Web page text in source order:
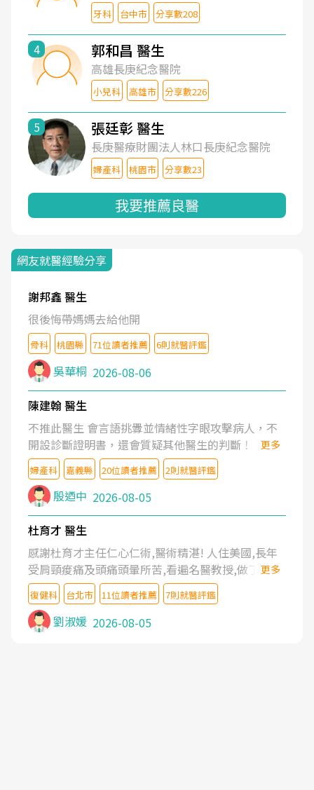
牙科 台中市 分享數208
4 郭和昌 醫生
高雄長庚紀念醫院
小兒科 高雄市 分享數226
5 張廷彰 醫生
長庚醫療財團法人林口長庚紀念醫院
婦產科 桃園市 分享數23
我要推薦良醫
網友就醫經驗分享
謝邦鑫 醫生
很後悔帶媽媽去給他開
骨科 桃園縣 71位讀者推薦 6則就醫評鑑
吳華桐 2026-08-06
陳建翰 醫生
不推此醫生 會言語挑釁並情緒性字眼攻擊病人，不
開設診斷證明書，還會質疑其他醫生的判斷！
更多
婦產科 嘉義縣 20位讀者推薦 2則就醫評鑑
殷迺中 2026-08-05
杜育才 醫生
感謝杜育才主任仁心仁術,醫術精湛! 人住美國,長年
受肩頸痠痛及頭痛頭暈所苦,看遍名醫教授,做了各種
檢查,也嘗試過西醫打針,中醫針灸及物理徒手治療都
沒有用,後來連吃到嗎啡類止痛藥都效果有限,只是壓
症狀,沒多久就痛起來,多年失眠嚴重影響生活品質.
台灣親友介紹忠孝醫院杜育才主任是頸頭症候群專
更多
復健科 台北市 11位讀者推薦 7則就醫評鑑
劉淑媛 2026-08-05